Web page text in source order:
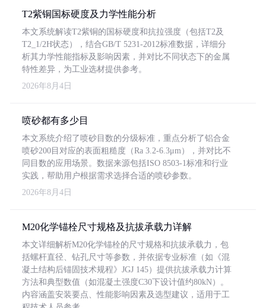
T2紫铜国标硬度及力学性能分析
本文系统解读T2紫铜的国标硬度和抗拉强度（包括T2及
T2_1/2H状态），结合GB/T 5231-2012标准数据，详细分
析其力学性能指标及影响因素，并对比不同状态下的金属
特性差异，为工业选材提供参考。
2026年8月4日
喷砂都有多少目
本文系统介绍了喷砂目数的分级标准，重点分析了铝合金
喷砂200目对应的表面粗糙度（Ra 3.2-6.3μm），并对比不
同目数的应用场景。数据来源包括ISO 8503-1标准和行业
实践，帮助用户根据需求选择合适的喷砂参数。
2026年8月4日
M20化学锚栓尺寸规格及抗拔承载力详解
本文详细解析M20化学锚栓的尺寸规格和抗拔承载力，包
括螺杆直径、钻孔尺寸等参数，并依据专业标准（如《混
凝土结构后锚固技术规程》JGJ 145）提供抗拔承载力计算
方法和典型数值（如混凝土强度C30下设计值约80kN）。
内容涵盖安装要点、性能影响因素及选型建议，适用于工